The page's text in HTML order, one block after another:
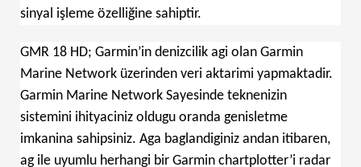
sinyal işleme özelliğine sahiptir.
GMR 18 HD; Garmin’in denizcilik agi olan Garmin
Marine Network üzerinden veri aktarimi yapmaktadir.
Garmin Marine Network Sayesinde teknenizin
sistemini ihityaciniz oldugu oranda genisletme
imkanina sahipsiniz. Aga baglandiginiz andan itibaren,
ag ile uyumlu herhangi bir Garmin chartplotter’i radar